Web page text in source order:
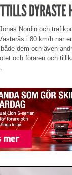
DYRASTE
Nordin och
i 80 km/h när
dem och även
och föraren och